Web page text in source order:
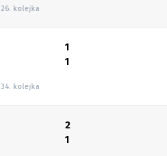
26. kolejka
34. kolejka
1
1
2
1